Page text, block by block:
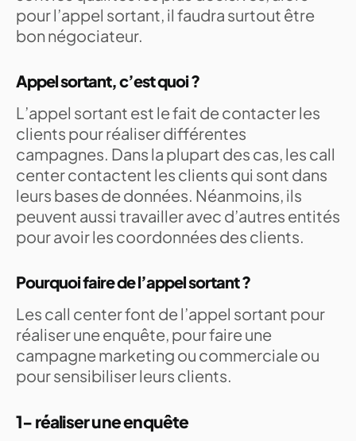
pour l’appel sortant, il faudra surtout être
bon négociateur.
Appel sortant, c’est quoi ?
L’appel sortant est le fait de contacter les
clients pour réaliser différentes
campagnes. Dans la plupart des cas, les call
center contactent les clients qui sont dans
leurs bases de données. Néanmoins, ils
peuvent aussi travailler avec d’autres entités
pour avoir les coordonnées des clients.
Pourquoi faire de l’appel sortant ?
Les call center font de l’appel sortant pour
réaliser une enquête, pour faire une
campagne marketing ou commerciale ou
pour sensibiliser leurs clients.
1- réaliser une enquête